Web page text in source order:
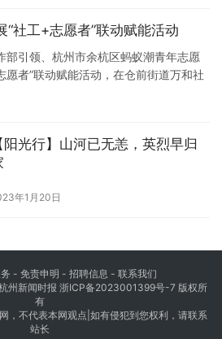
社工+志愿者”联动赋能活动
部引领、杭州市余杭区蚂蚁潮青年志愿
愿者”联动赋能活动，在仓前街道万和社
心，通过破冰游戏拉近距离，社区文体
发布及图书室管理技能培训，现场互…
阳光行】山河已无恙，英烈早归
年1月20日
- 免责申明 - 招聘信息 - 联系我们
州新闻时报 浙ICP备2023001399号-7 版权所
有
，不代表本网观点|如有侵犯到您权利，请联系
站长